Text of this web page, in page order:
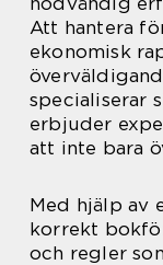
Att hantera
ekonomisk
specialiserar
erbjuder
att inte bara
Med hjälp av
korrekt
och regler